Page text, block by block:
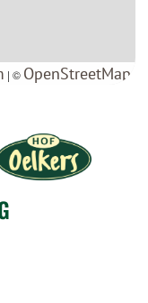
| © OpenStreetMap
| © OpenStreetMap